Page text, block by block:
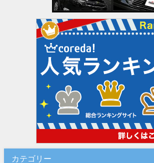
カテゴリー